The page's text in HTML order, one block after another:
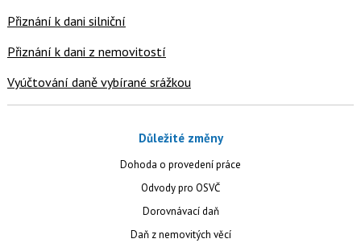
Přiznání k dani silniční
Přiznání k dani z nemovitostí
Vyúčtování daně vybírané srážkou
Důležité změny
Dohoda o provedení práce
Odvody pro OSVČ
Dorovnávací daň
Daň z nemovitých věcí